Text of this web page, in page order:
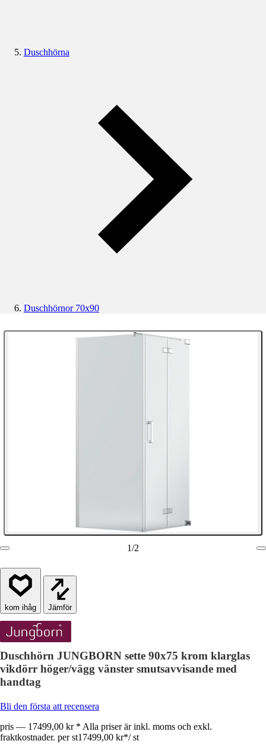
Duschhörna
Duschhörnor 70x90
1/2
Jämför
Duschhörn JUNGBORN sette 90x75 krom klarglas
vikdörr höger/vägg vänster smutsavvisande med
handtag
Bli den första att recensera
pris — 17499,00 kr * Alla priser är inkl. moms och exkl.
fraktkostnader. per st17499,00 kr*/ st